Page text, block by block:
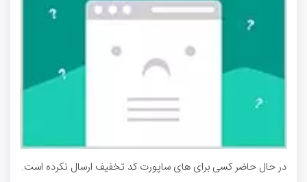
در حال حاضر کسی برای های ساپورت کد تخفیف ارسال نکرده است.